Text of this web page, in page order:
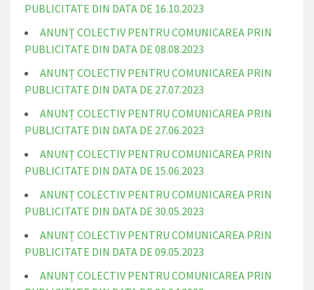
PUBLICITATE DIN DATA DE 16.10.2023
ANUNȚ COLECTIV PENTRU COMUNICAREA PRIN
PUBLICITATE DIN DATA DE 08.08.2023
ANUNȚ COLECTIV PENTRU COMUNICAREA PRIN
PUBLICITATE DIN DATA DE 27.07.2023
ANUNȚ COLECTIV PENTRU COMUNICAREA PRIN
PUBLICITATE DIN DATA DE 27.06.2023
ANUNȚ COLECTIV PENTRU COMUNICAREA PRIN
PUBLICITATE DIN DATA DE 15.06.2023
ANUNȚ COLECTIV PENTRU COMUNICAREA PRIN
PUBLICITATE DIN DATA DE 30.05.2023
ANUNȚ COLECTIV PENTRU COMUNICAREA PRIN
PUBLICITATE DIN DATA DE 09.05.2023
ANUNȚ COLECTIV PENTRU COMUNICAREA PRIN